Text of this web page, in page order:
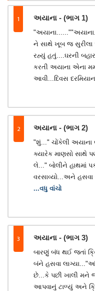
1 અયાના - (ભાગ 1)
ને સાથે ખૂબ જ સુરીલા
રહ્યું હતું....ઘરની
કરતી અયાના એના
આવી...દિવસ
2 અયાના - (ભાગ 2)
"શું..." ચોંકેલી
ક્યારેક માણસો સાથે
લે..." બોલીને હાથમાં
વરસાવ્યો...અને
...વધુ વાંચો
3 અયાના - (ભાગ 3)
બારણું બંધ થઈ જતાં
બંને હસવા
છે...કે પછી ખાલી
આપવાનું ટાળ્યું અને